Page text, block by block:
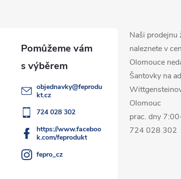
objednavky@feprodu
kt.cz
724 028 302
https://www.faceboo
k.com/feprodukt
fepro_cz
Naši prodejnu
naleznete v
Olomouce
Šantovky na
Olomouc
prac. dny
724 028 302